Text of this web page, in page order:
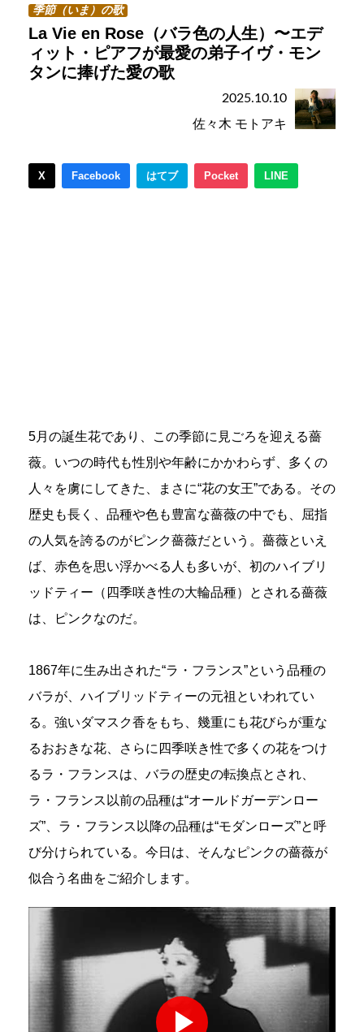
季節（いま）の歌
La Vie en Rose（バラ色の人生）〜エデ
ィット・ピアフが最愛の弟子イヴ・モン
タンに捧げた愛の歌
2025.10.10
佐々木 モトアキ
X Facebook はてブ Pocket LINE
5月の誕生花であり、この季節に見ごろを迎える薔
薇。いつの時代も性別や年齢にかかわらず、多くの
人々を虜にしてきた、まさに“花の女王”である。その
歴史も長く、品種や色も豊富な薔薇の中でも、屈指
の人気を誇るのがピンク薔薇だという。薔薇といえ
ば、赤色を思い浮かべる人も多いが、初のハイブリ
ッドティー（四季咲き性の大輪品種）とされる薔薇
は、ピンクなのだ。
1867年に生み出された“ラ・フランス”という品種の
バラが、ハイブリッドティーの元祖といわれてい
る。強いダマスク香をもち、幾重にも花びらが重な
るおおきな花、さらに四季咲き性で多くの花をつけ
るラ・フランスは、バラの歴史の転換点とされ、
ラ・フランス以前の品種は“オールドガーデンロー
ズ”、ラ・フランス以降の品種は“モダンローズ”と呼
び分けられている。今日は、そんなピンクの薔薇が
似合う名曲をご紹介します。